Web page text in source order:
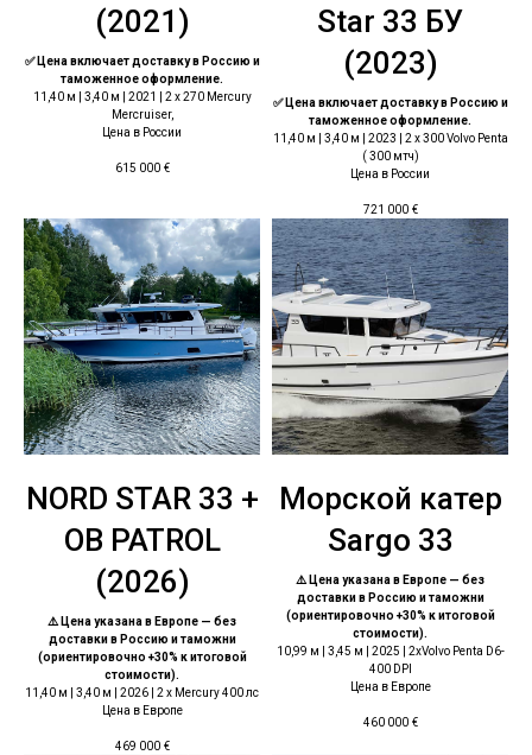
(2021)
✅ Цена включает доставку в Россию и
таможенное оформление.
11,40 м | 3,40 м | 2021 | 2 x 270 Mercury
Mercruiser,
Цена в России
615 000 €
Star 33 БУ
(2023)
✅ Цена включает доставку в Россию и
таможенное оформление.
11,40 м | 3,40 м | 2023 | 2 x 300 Volvo Penta
( 300 мтч)
Цена в России
721 000 €
NORD STAR 33 +
ОВ PATROL
(2026)
⚠️ Цена указана в Европе — без
доставки в Россию и таможни
(ориентировочно +30% к итоговой
стоимости).
11,40 м | 3,40 м | 2026 | 2 x Mercury 400 лс
Цена в Европе
469 000 €
Морской катер
Sargo 33
⚠️ Цена указана в Европе — без
доставки в Россию и таможни
(ориентировочно +30% к итоговой
стоимости).
10,99 м | 3,45 м | 2025 | 2хVolvo Penta D6-
400 DPI
Цена в Европе
460 000 €